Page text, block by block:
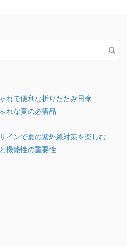
れで便利な折りたたみ日傘
れな夏の必需品
インで夏の紫外線対策を楽しむ
機能性の重要性